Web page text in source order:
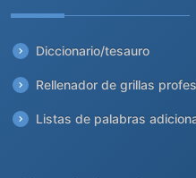
Diccionario/tesauro
Rellenador de grillas
Listas de palabras